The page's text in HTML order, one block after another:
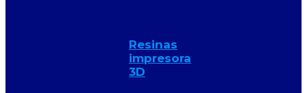
Resinas
impresora
3D